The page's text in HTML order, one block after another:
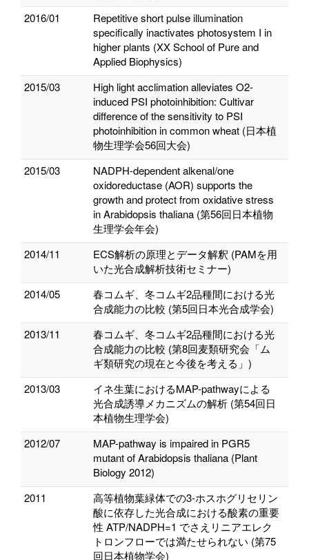
2016/01
Repetitive short pulse illumination
specifically inactivates photosystem I in
higher plants (XX School of Pure and
Applied Biophysics)
2015/03
High light acclimation alleviates O2-
induced PSI photoinhibition: Cultivar
difference of the sensitivity to PSI
photoinhibition in common wheat (日本植
物生理学会56回大会)
2015/03
NADPH-dependent alkenal/one
oxidoreductase (AOR) supports the
growth and protect from oxidative stress
in Arabidopsis thaliana (第56回日本植物
生理学会年会)
2014/11
ECS解析の原理とデータ解釈 (PAMを用
いた光合成解析技術セミナー)
2014/05
春コムギ、冬コムギ2品種間における光
合成能力の比較 (第5回日本光合成学会)
2013/11
春コムギ、冬コムギ2品種間における光
合成能力の比較 (第8回麦類研究会「ム
ギ類研究の現在と今後を考える」)
2013/03
イネ生葉におけるMAP-pathwayによる
光合成誘導メカニズムの解析 (第54回日
本植物生理学会)
2012/07
MAP-pathway is impaired in PGR5
mutant of Arabidopsis thaliana (Plant
Biology 2012)
2011
高等植物葉緑体での3-ホスホグリセリン
酸に依存した光合成における酸素の重要
性 ATP/NADPH=1 でさえリニアエレク
トロンフローでは満たせられない (第75
回日本植物学会)